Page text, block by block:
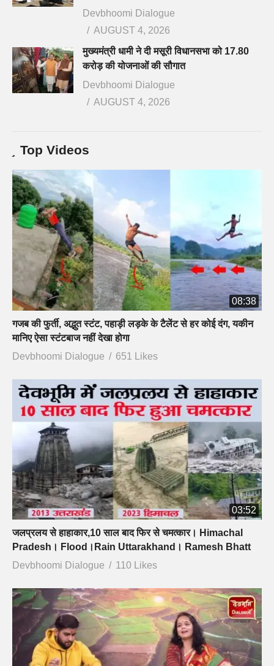
Devbhoomi Dialogue
AUGUST 4, 2026
मुख्यमंत्री धामी ने दी मसूरी विधानसभा को 17.80
करोड़ की योजनाओं की सौगात
Devbhoomi Dialogue
AUGUST 4, 2026
Top Videos
08:38
गजब की फुर्ती, अद्भुत स्टंट, पहाड़ी लड़के के टैलेंट से हर कोई दंग, यकीन
मानिए ऐसा स्टंटबाज नहीं देखा होगा
Devbhoomi Dialogue
651 Likes
03:52
जलप्रलय से हाहाकार,10 साल बाद फिर से चमत्कार। Himachal
Pradesh। Flood।Rain Uttarakhand। Ramesh Bhatt
Devbhoomi Dialogue
110 Likes